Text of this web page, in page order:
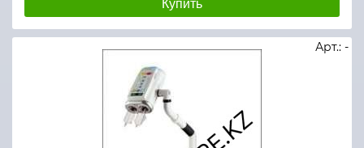
Купить
Арт.: -